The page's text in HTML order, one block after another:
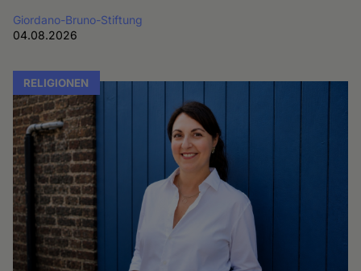
Giordano-Bruno-Stiftung
04.08.2026
RELIGIONEN